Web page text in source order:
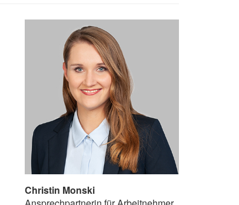
Christin Monski